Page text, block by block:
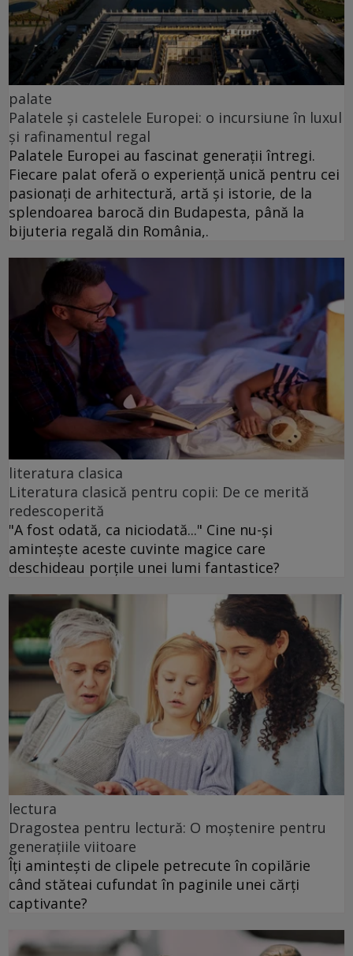
palate
Palatele și castelele Europei: o incursiune în luxul
și rafinamentul regal
Palatele Europei au fascinat generații întregi.
Fiecare palat oferă o experiență unică pentru cei
pasionați de arhitectură, artă și istorie, de la
splendoarea barocă din Budapesta, până la
bijuteria regală din România,.
literatura clasica
Literatura clasică pentru copii: De ce merită
redescoperită
"A fost odată, ca niciodată..." Cine nu-și
amintește aceste cuvinte magice care
deschideau porțile unei lumi fantastice?
lectura
Dragostea pentru lectură: O moștenire pentru
generațiile viitoare
Îți amintești de clipele petrecute în copilărie
când stăteai cufundat în paginile unei cărți
captivante?